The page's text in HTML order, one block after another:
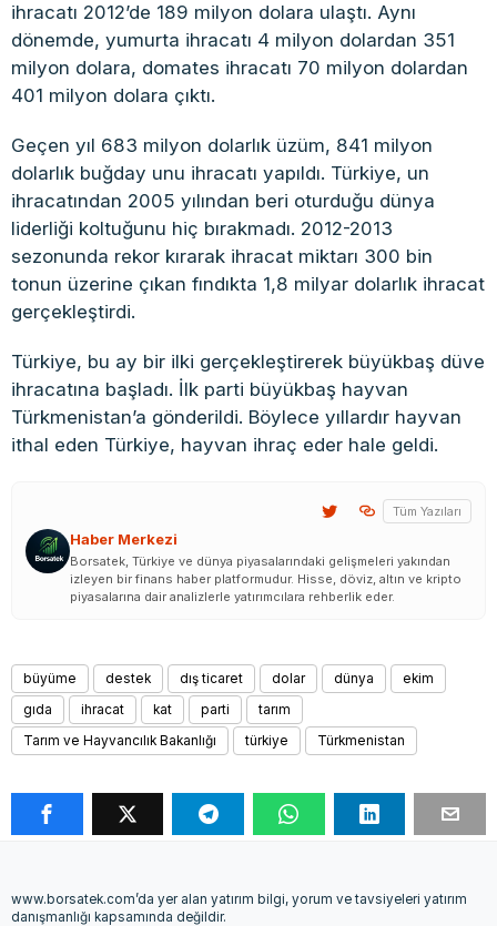
ihracatı 2012’de 189 milyon dolara ulaştı. Aynı
dönemde, yumurta ihracatı 4 milyon dolardan 351
milyon dolara, domates ihracatı 70 milyon dolardan
401 milyon dolara çıktı.
Geçen yıl 683 milyon dolarlık üzüm, 841 milyon
dolarlık buğday unu ihracatı yapıldı. Türkiye, un
ihracatından 2005 yılından beri oturduğu dünya
liderliği koltuğunu hiç bırakmadı. 2012-2013
sezonunda rekor kırarak ihracat miktarı 300 bin
tonun üzerine çıkan fındıkta 1,8 milyar dolarlık ihracat
gerçekleştirdi.
Türkiye, bu ay bir ilki gerçekleştirerek büyükbaş düve
ihracatına başladı. İlk parti büyükbaş hayvan
Türkmenistan’a gönderildi. Böylece yıllardır hayvan
ithal eden Türkiye, hayvan ihraç eder hale geldi.
Haber Merkezi
Tüm Yazıları
Borsatek, Türkiye ve dünya piyasalarındaki gelişmeleri yakından
izleyen bir finans haber platformudur. Hisse, döviz, altın ve kripto
piyasalarına dair analizlerle yatırımcılara rehberlik eder.
büyüme destek dış ticaret dolar dünya
ekim
gıda
ihracat kat parti
tarım
Tarım ve Hayvancılık Bakanlığı
türkiye Türkmenistan
www.borsatek.com’da yer alan yatırım bilgi, yorum ve tavsiyeleri yatırım
danışmanlığı kapsamında değildir.